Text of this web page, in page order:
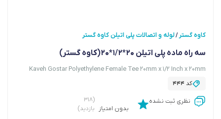
کاوه گستر /لوله و اتصالات پلی اتیلن کاوه گستر
سه راه ماده پلی اتیلن 20*1/2*20(کاوه گستر)
Kaveh Gostar Polyethylene Female Tee 20mm x 1/2 Inch x 20mm
کد 444
نظری ثبت نشده
بدون امتیاز
(۳۱۸
بازدید)